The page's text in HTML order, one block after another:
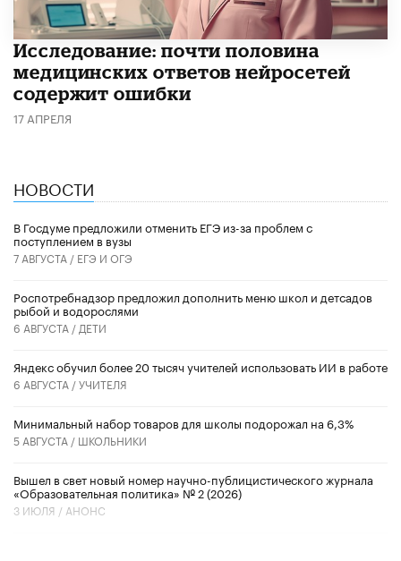
Исследование: почти половина
медицинских ответов нейросетей
содержит ошибки
17 АПРЕЛЯ
НОВОСТИ
В Госдуме предложили отменить ЕГЭ из-за проблем с
поступлением в вузы
7 АВГУСТА / ЕГЭ И ОГЭ
Роспотребнадзор предложил дополнить меню школ и детсадов
рыбой и водорослями
6 АВГУСТА / ДЕТИ
​Яндекс обучил более 20 тысяч учителей использовать ИИ в работе
6 АВГУСТА /УЧИТЕЛЯ
Минимальный набор товаров для школы подорожал на 6,3%
5 АВГУСТА / ШКОЛЬНИКИ
Вышел в свет новый номер научно-публицистического журнала
«Образовательная политика» № 2 (2026)
3 ИЮЛЯ / АНОНС